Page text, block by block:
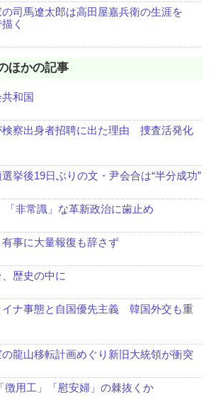
の司馬遼太郎は高田屋嘉兵衛の生涯を
く
ほかの記事
共和国
検察出身者招聘に出た理由 捜査活発化
選挙後19日ぶりの文・尹会合は“半分成功”
「非常識」な革新政治に歯止め
事に大量報復も辞さず
、歴史の中に
イナ事態と自国優先主義 韓国外交も重
の龍山移転計画めぐり新旧大統領が衝突
徴用工」「慰安婦」の棘抜くか